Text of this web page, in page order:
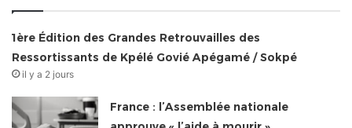
1ère Édition des Grandes Retrouvailles des
Ressortissants de Kpélé Govié Apégamé / Sokpé
il y a 2 jours
France : l’Assemblée nationale